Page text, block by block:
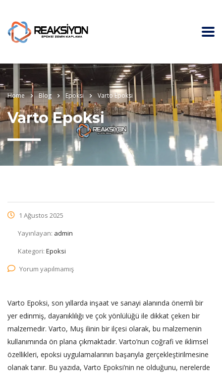
Home Blog Epoksi Varto Epoksi
Varto Epoksi
1 Ağustos 2025
Yayınlayan: admin
Kategori: Epoksi
Yorum yapılmamış
Varto Epoksi, son yıllarda inşaat ve sanayi alanında önemli bir
yer edinmiş, dayanıklılığı ve çok yönlülüğü ile dikkat çeken bir
malzemedir. Varto, Muş ilinin bir ilçesi olarak, bu malzemenin
kullanımında ön plana çıkmaktadır. Varto’nun coğrafi ve iklimsel
özellikleri, epoksi uygulamalarının başarıyla gerçekleştirilmesine
olanak tanır. Bu yazıda, Varto Epoksi’nin ne olduğunu, nerelerde